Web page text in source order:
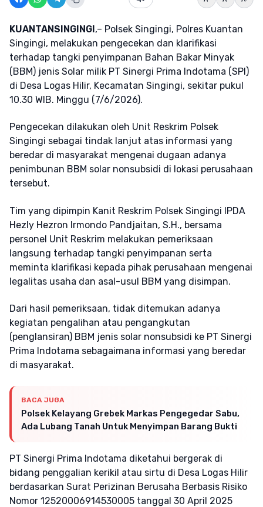
KUANTANSINGINGI,– Polsek Singingi, Polres Kuantan
Singingi, melakukan pengecekan dan klarifikasi
terhadap tangki penyimpanan Bahan Bakar Minyak
(BBM) jenis Solar milik PT Sinergi Prima Indotama (SPI)
di Desa Logas Hilir, Kecamatan Singingi, sekitar pukul
10.30 WIB. Minggu (7/6/2026).
Pengecekan dilakukan oleh Unit Reskrim Polsek
Singingi sebagai tindak lanjut atas informasi yang
beredar di masyarakat mengenai dugaan adanya
penimbunan BBM solar nonsubsidi di lokasi perusahaan
tersebut.
Tim yang dipimpin Kanit Reskrim Polsek Singingi IPDA
Hezly Hezron Irmondo Pandjaitan, S.H., bersama
personel Unit Reskrim melakukan pemeriksaan
langsung terhadap tangki penyimpanan serta
meminta klarifikasi kepada pihak perusahaan mengenai
legalitas usaha dan asal-usul BBM yang disimpan.
Dari hasil pemeriksaan, tidak ditemukan adanya
kegiatan pengalihan atau pengangkutan
(penglansiran) BBM jenis solar nonsubsidi ke PT Sinergi
Prima Indotama sebagaimana informasi yang beredar
di masyarakat.
BACA JUGA
Polsek Kelayang Grebek Markas Pengegedar Sabu,
Ada Lubang Tanah Untuk Menyimpan Barang Bukti
PT Sinergi Prima Indotama diketahui bergerak di
bidang penggalian kerikil atau sirtu di Desa Logas Hilir
berdasarkan Surat Perizinan Berusaha Berbasis Risiko
Nomor 12520006914530005 tanggal 30 April 2025